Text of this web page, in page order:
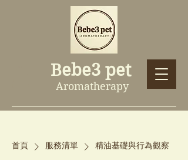
Bebe3 pet
Aromatherapy
首頁 服務清單 精油基礎與行為觀察